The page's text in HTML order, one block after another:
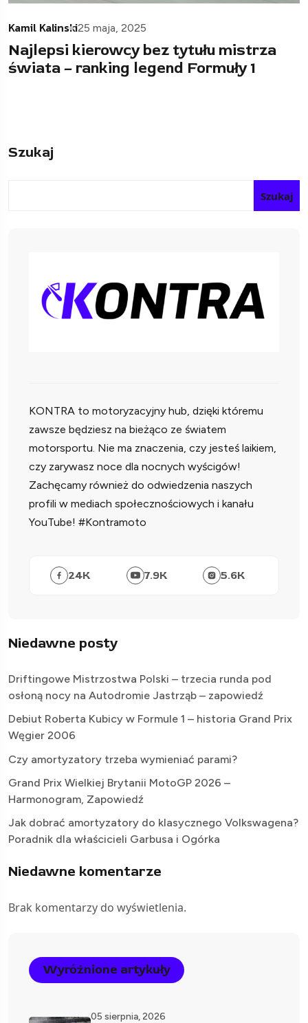
Kamil Kalinski25 maja, 2025
Najlepsi kierowcy bez tytułu mistrza
świata – ranking legend Formuły 1
Szukaj
Szukaj
KONTRA to motoryzacyjny hub, dzięki któremu
zawsze będziesz na bieżąco ze światem
motorsportu. Nie ma znaczenia, czy jesteś laikiem,
czy zarywasz noce dla nocnych wyścigów!
Zachęcamy również do odwiedzenia naszych
profili w mediach społecznościowych i kanału
YouTube! #Kontramoto
24K 7.9K 5.6K
Niedawne posty
Driftingowe Mistrzostwa Polski – trzecia runda pod
osłoną nocy na Autodromie Jastrząb – zapowiedź
Debiut Roberta Kubicy w Formule 1 – historia Grand Prix
Węgier 2006
Czy amortyzatory trzeba wymieniać parami?
Grand Prix Wielkiej Brytanii MotoGP 2026 –
Harmonogram, Zapowiedź
Jak dobrać amortyzatory do klasycznego Volkswagena?
Poradnik dla właścicieli Garbusa i Ogórka
Niedawne komentarze
Brak komentarzy do wyświetlenia.
Wyróżnione artykuły
05 sierpnia, 2026